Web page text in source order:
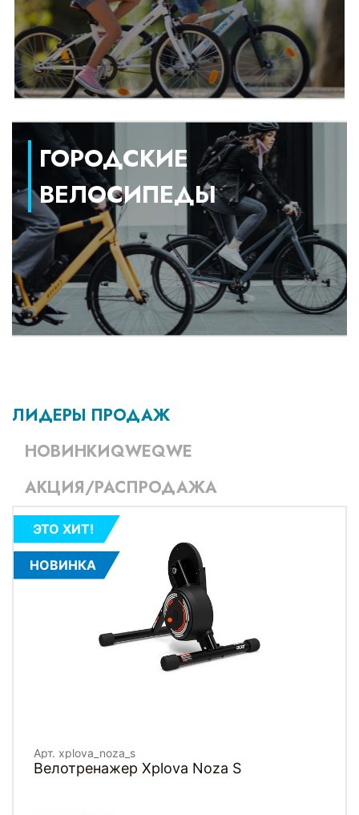
ГОРОДСКИЕ
ВЕЛОСИПЕДЫ
ЛИДЕРЫ ПРОДАЖ
НОВИНКИQWEQWE
АКЦИЯ/РАСПРОДАЖА
ЭТО ХИТ!
НОВИНКА
Арт. xplova_noza_s
Велотренажер Xplova Noza S